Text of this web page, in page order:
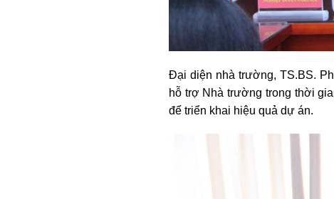
Đại diện nhà trường, TS.BS.
hỗ trợ Nhà trường trong thời
để triển khai hiệu quả dự án.